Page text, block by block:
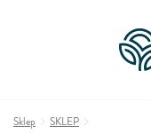
Sklep
SKLEP